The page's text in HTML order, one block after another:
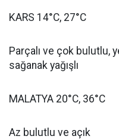
KARS 14°C, 27°C
Parçalı ve çok bulutlu,
sağanak yağışlı
MALATYA 20°C, 36°C
Az bulutlu ve açık